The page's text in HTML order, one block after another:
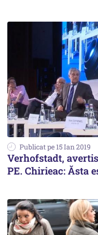
Publicat pe 15 Ian 2019
Verhofstadt,
PE. Chirieac: Ăsta